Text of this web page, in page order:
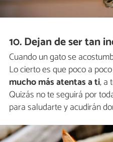
10. Dejan de ser tan
Cuando un gato se
Lo cierto es que poco a
mucho más atentas a ti, a
Quizás no te seguirá por
para saludarte y acudirán